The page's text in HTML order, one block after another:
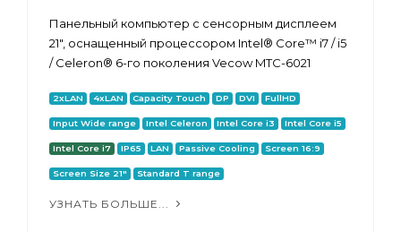
Панельный компьютер с сенсорным дисплеем
21", оснащенный процессором Intel® Core™ i7 / i5
/ Celeron® 6-го поколения Vecow MTC-6021
2xLAN 4xLAN Capacity Touch DP DVI FullHD
Input Wide range Intel Celeron Intel Core i3 Intel Core i5
Intel Core i7 IP65 LAN Passive Cooling Screen 16:9
Screen Size 21" Standard T range
УЗНАТЬ БОЛЬШЕ...